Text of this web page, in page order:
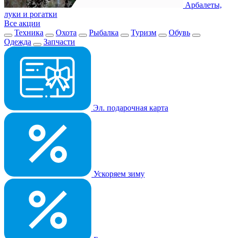
Арбалеты,
луки и рогатки
Все акции
Техника
Охота Рыбалка Туризм
Обувь
Одежда
Запчасти
Эл. подарочная карта
Ускоряем зиму